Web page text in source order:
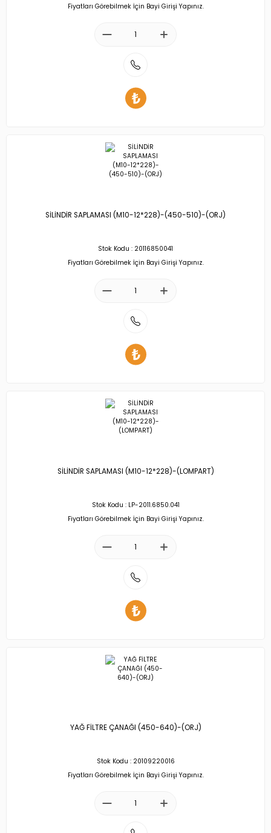
Fiyatları Görebilmek İçin Bayi Girişi Yapınız.
SİLİNDİR SAPLAMASI (M10-12*228)-(450-510)-(ORJ)
Stok Kodu : 20116850041
Fiyatları Görebilmek İçin Bayi Girişi Yapınız.
SİLİNDİR SAPLAMASI (M10-12*228)-(LOMPART)
Stok Kodu : LP-2011.6850.041
Fiyatları Görebilmek İçin Bayi Girişi Yapınız.
YAĞ FİLTRE ÇANAĞI (450-640)-(ORJ)
Stok Kodu : 20109220016
Fiyatları Görebilmek İçin Bayi Girişi Yapınız.